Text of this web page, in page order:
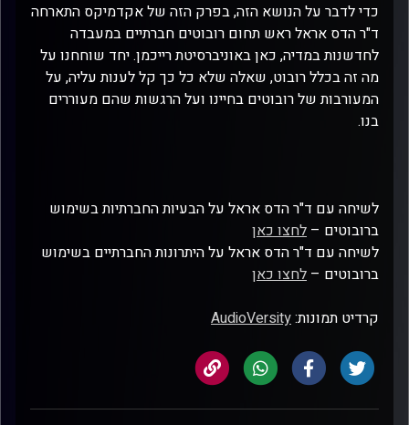
כדי לדבר על הנושא הזה, בפרק הזה של אקדמיקס התארחה
ד"ר הדס אראל ראש תחום רובוטים חברתיים במעבדה
לחדשנות במדיה, כאן באוניברסיטת רייכמן. יחד שוחחנו על
מה זה בכלל רובוט, שאלה שלא כל כך קל לענות עליה, על
המעורבות של רובוטים בחיינו ועל הרגשות שהם מעוררים
בנו.
לשיחה עם ד"ר הדס אראל על הבעיות החברתיות בשימוש
ברובוטים – לחצו כאן
לשיחה עם ד"ר הדס אראל על היתרונות החברתיים בשימוש
ברובוטים – לחצו כאן
קרדיט תמונות:AudioVersity